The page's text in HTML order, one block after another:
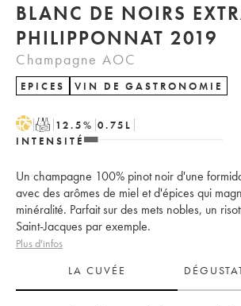
BLANC DE NOIRS
PHILIPPONNAT 2019
Champagne AOC
EPICES VIN DE GASTRONOMIE
HT 12.5% 0.75 L
INTENSITÉ
Un champagne 100% pinot noir d'une
avec des arômes de miel et d'épices qui
minéralité. Parfait sur des mets nobles, un
Saint-Jacques par exemple.
Plus d'infos
LA CUVÉE